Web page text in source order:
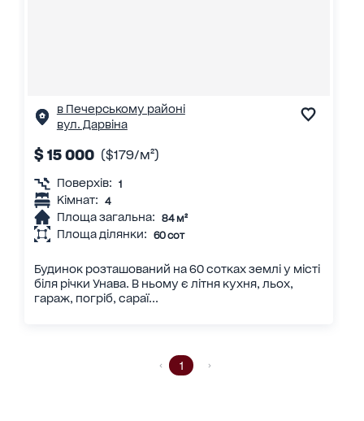
в Печерському районі
вул. Дарвіна
$ 15 000 ($179/м²)
Поверхів: 1
Кімнат: 4
Площа загальна: 84 м²
Площа ділянки: 60 сот
Будинок розташований на 60 сотках землі у місті
біля річки Унава. В ньому є літня кухня, льох,
гараж, погріб, сараї...
1